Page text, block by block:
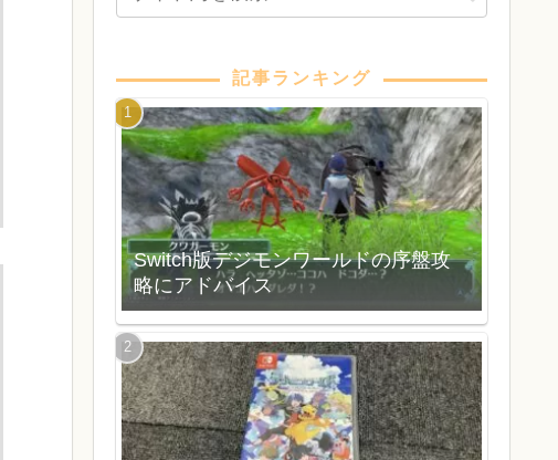
記事ランキング
Switch版デジモンワールドの序盤攻
略にアドバイス